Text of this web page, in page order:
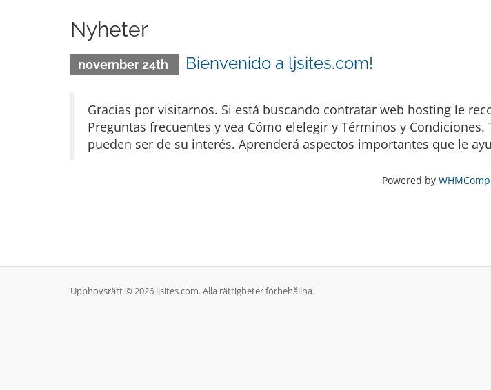
Nyheter
november 24th Bienvenido a ljsites.com!
Gracias por visitarnos. Si está buscando contratar web hosting le
Preguntas frecuentes y vea Cómo elelegir y Términos y
pueden ser de su interés. Aprenderá aspectos importantes que le
Powered by
Upphovsrätt © 2026 ljsites.com. Alla rättigheter förbehållna.